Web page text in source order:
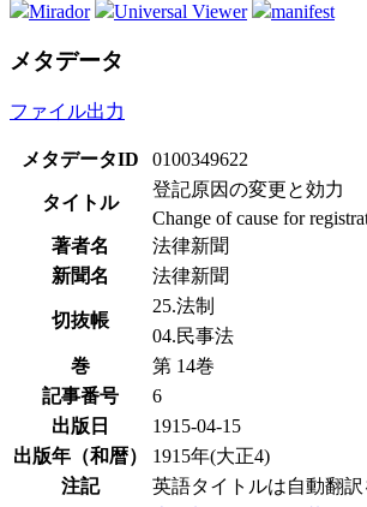
Mirador Universal Viewer manifest
メタデータ
ファイル出力
メタデータID 0100349622
タイトル
登記原因の変更と効力
Change of cause for
著者名
法律新聞
新聞名
法律新聞
切抜帳
25.法制
04.民事法
巻
第 14巻
記事番号
6
出版日
1915-04-15
出版年（和暦）
1915年(大正4)
注記
英語タイトルは自動翻